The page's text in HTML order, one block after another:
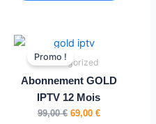
Promo !
Uncategorized
Abonnement GOLD
IPTV 12 Mois
99,00€
Le
prix
initial
était :
99,00 €.
69,00 €
est :
69,00 €.